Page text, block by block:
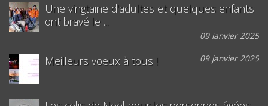
Une vingtaine d'adultes et quelques enfants
ont bravé le ...
09 janvier 2025
Meilleurs voeux à tous ! 09 janvier 2025